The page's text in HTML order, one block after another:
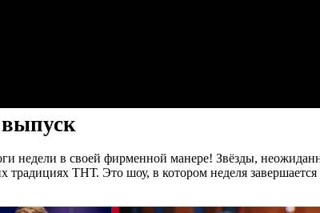
недели в своей фирменной манере! Звёзды,
ТНТ. Это шоу, в котором неделя завершается